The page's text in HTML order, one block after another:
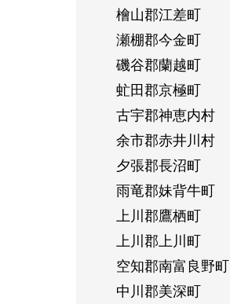
檜山郡江差町
瀬棚郡今金町
磯谷郡蘭越町
虻田郡京極町
古宇郡神恵内村
余市郡赤井川村
夕張郡長沼町
雨竜郡妹背牛町
上川郡鷹栖町
上川郡上川町
空知郡南富良野町
中川郡美深町